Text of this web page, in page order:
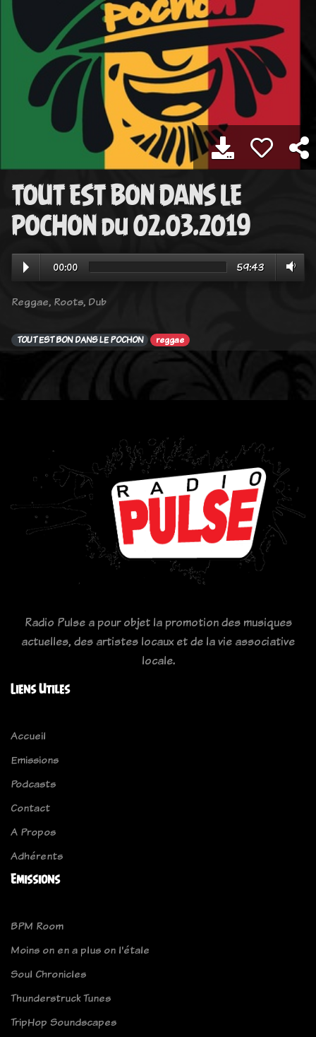
TOUT EST BON DANS LE
POCHON du 02.03.2019
00:00 59:43
Reggae, Roots, Dub
TOUT EST BON DANS LE POCHON reggae
Radio Pulse a pour objet la promotion des musiques
actuelles, des artistes locaux et de la vie associative
locale.
Liens Utiles
Accueil
Emissions
Podcasts
Contact
A Propos
Adhérents
Emissions
BPM Room
Moins on en a plus on l'étale
Soul Chronicles
Thunderstruck Tunes
TripHop Soundscapes